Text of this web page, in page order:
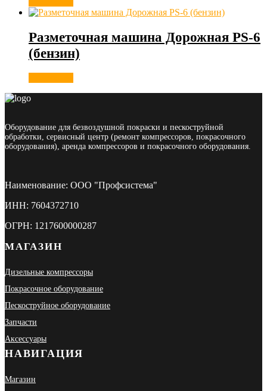
Разметочная машина Дорожная PS-6
(бензин)
Оборудование для безвоздушной покраски и пескоструйной
обработки, сервисный центр (ремонт компрессоров, покрасочного
оборудования), аренда компрессоров и покрасочного оборудования.
Наименование: ООО "Профсистема"
ИНН: 7604372710
ОГРН: 1217600000287
МАГАЗИН
Дизельные компрессоры
Покрасочное оборудование
Пескоструйное оборудование
Запчасти
Аксессуары
НАВИГАЦИЯ
Магазин